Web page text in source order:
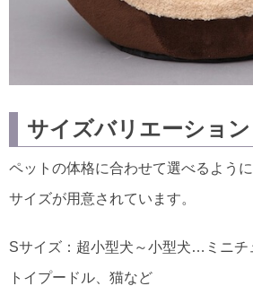
サイズバリエーション
ペットの体格に合わせて選べるよう
サイズが用意されています。
Sサイズ：超小型犬～小型犬…ミニチ
トイプードル、猫など